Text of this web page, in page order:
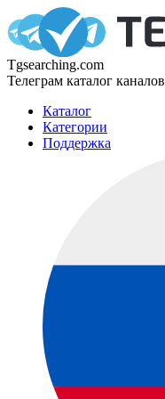
Tgsearching.com
Телеграм каталог каналов
Каталог
Категории
Поддержка